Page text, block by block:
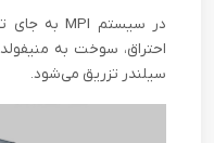
در سیستم MPIبه جای
احتراق، سوخت به
سیلندر تزریق می‌شود.